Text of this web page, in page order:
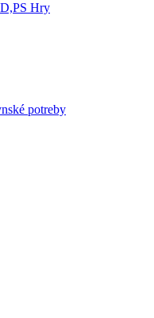
Hry
potreby